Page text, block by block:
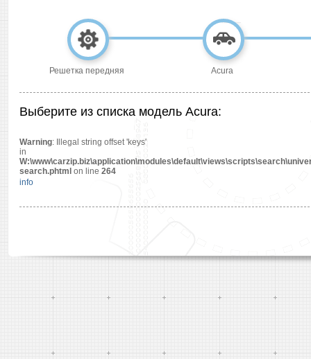
Решетка передняя Acura
Выберите из списка модель Acura:
Warning: Illegal string offset 'keys'
in
search.phtml on line 264
info